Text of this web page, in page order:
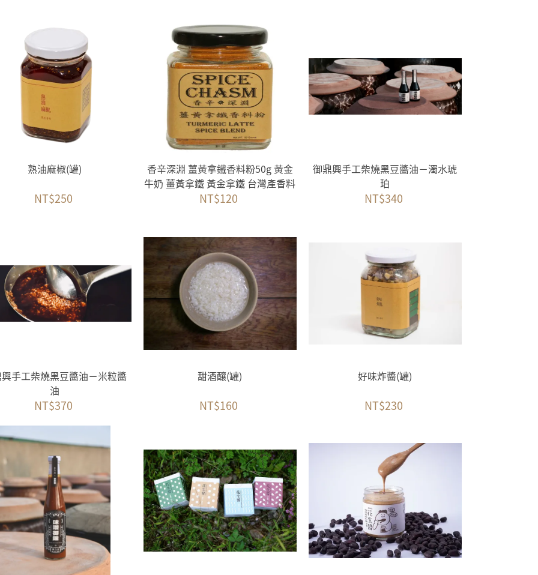
熟油麻椒(罐)
NT$250
香辛深淵 薑黃拿鐵香料粉50g 黃金
牛奶 薑黃拿鐵 黃金拿鐵 台灣產香料
調味料
NT$120
御鼎興手工柴燒黑豆醬油－濁水琥
珀
NT$340
手工柴燒黑豆醬油－米粒醬
油
NT$370
甜酒釀(罐)
NT$160
好味炸醬(罐)
NT$230